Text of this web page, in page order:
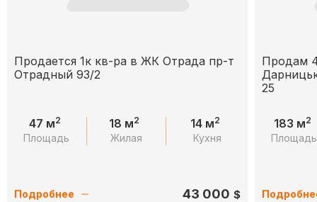
Продается 1к кв-ра в ЖК Отрада пр-т
Отрадный 93/2
47 м2
Площадь
18 м2
Жилая
14 м2
Кухня
Подробнее 43 000 $
Продам
25
183 м2
Площадь